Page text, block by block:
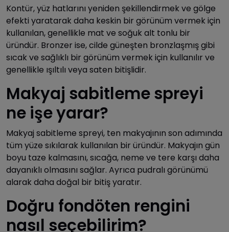
Kontür, yüz hatlarını yeniden şekillendirmek ve gölge
efekti yaratarak daha keskin bir görünüm vermek için
kullanılan, genellikle mat ve soğuk alt tonlu bir
üründür. Bronzer ise, cilde güneşten bronzlaşmış gibi
sıcak ve sağlıklı bir görünüm vermek için kullanılır ve
genellikle ışıltılı veya saten bitişlidir.
Makyaj sabitleme spreyi
ne işe yarar?
Makyaj sabitleme spreyi, ten makyajının son adımında
tüm yüze sıkılarak kullanılan bir üründür. Makyajın gün
boyu taze kalmasını, sıcağa, neme ve tere karşı daha
dayanıklı olmasını sağlar. Ayrıca pudralı görünümü
alarak daha doğal bir bitiş yaratır.
Doğru fondöten rengini
nasıl seçebilirim?